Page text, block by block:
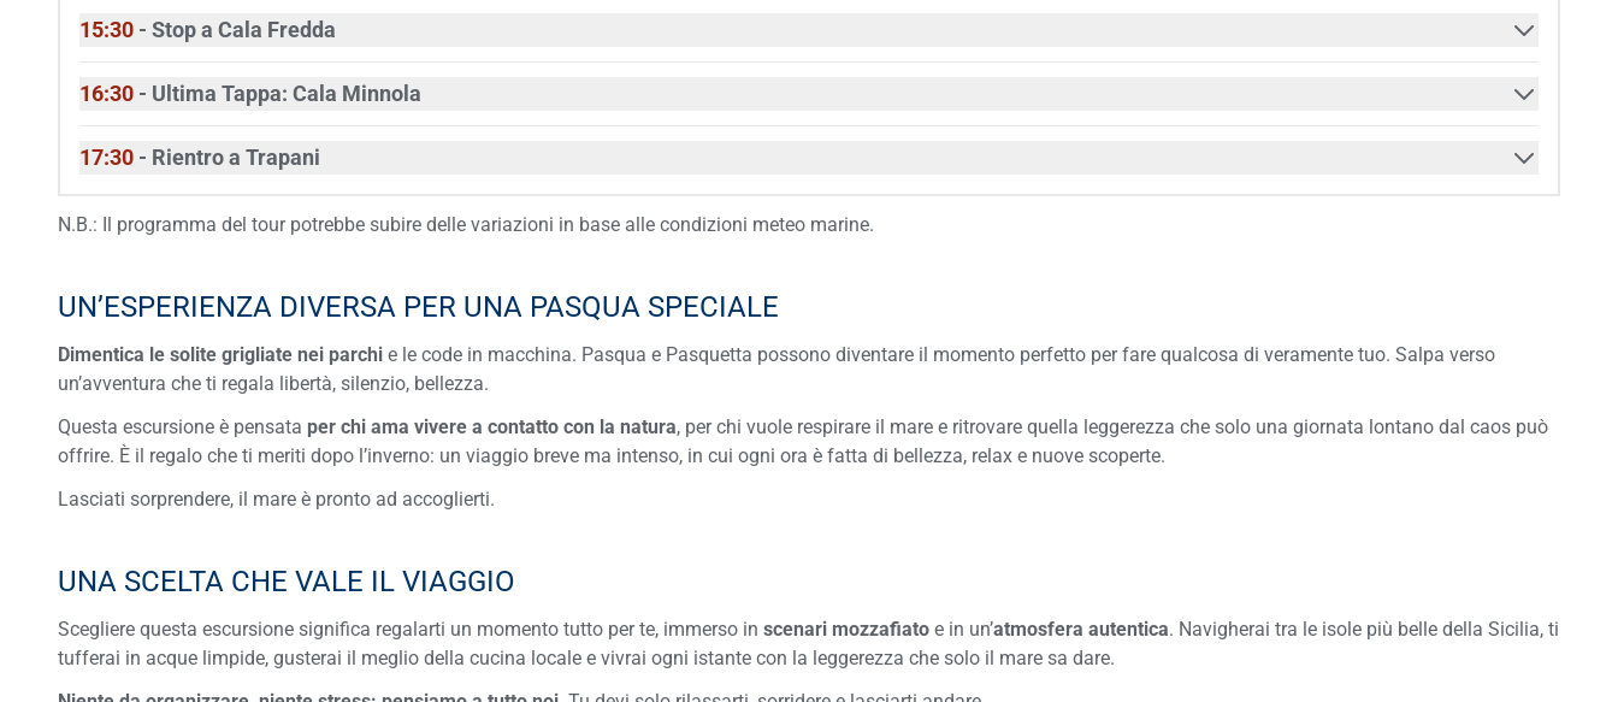
15:30 - Stop a Cala Fredda
16:30 - Ultima Tappa: Cala Minnola
17:30 - Rientro a Trapani
N.B.: Il programma del tour potrebbe subire delle variazioni in base alle condizioni meteo marine.
UN’ESPERIENZA DIVERSA PER UNA PASQUA SPECIALE
Dimentica le solite grigliate nei parchi e le code in macchina. Pasqua e Pasquetta possono diventare il momento perfetto per fare qualcosa di veramente tuo. Salpa verso
un’avventura che ti regala libertà, silenzio, bellezza.
Questa escursione è pensata per chi ama vivere a contatto con la natura, per chi vuole respirare il mare e ritrovare quella leggerezza che solo una giornata lontano dal caos può
offrire. È il regalo che ti meriti dopo l’inverno: un viaggio breve ma intenso, in cui ogni ora è fatta di bellezza, relax e nuove scoperte.
Lasciati sorprendere, il mare è pronto ad accoglierti.
UNA SCELTA CHE VALE IL VIAGGIO
Scegliere questa escursione significa regalarti un momento tutto per te, immerso in scenari mozzafiato e in un’atmosfera autentica. Navigherai tra le isole più belle della Sicilia, ti
tufferai in acque limpide, gusterai il meglio della cucina locale e vivrai ogni istante con la leggerezza che solo il mare sa dare.